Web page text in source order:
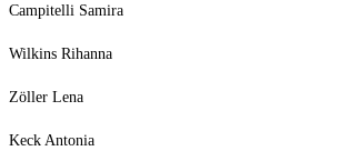
Campitelli Samira
Wilkins Rihanna
Zöller Lena
Keck Antonia